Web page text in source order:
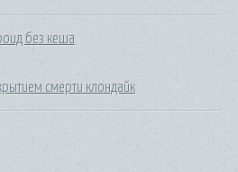
без кеша
смерти клондайк